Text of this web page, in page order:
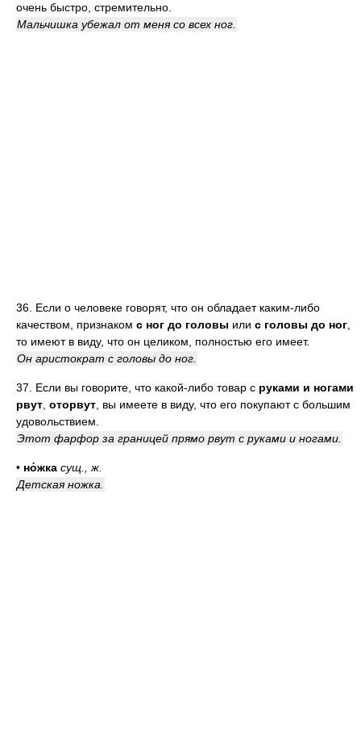
очень быстро, стремительно.
Мальчишка убежал от меня со всех ног.
36. Если о человеке говорят, что он обладает каким-либо
качеством, признаком с ног до головы или с головы до ног
то имеют в виду, что он целиком, полностью его имеет.
Он аристократ с головы до ног.
37. Если вы говорите, что какой-либо товар с руками и ногами
рвут оторвут , вы имеете в виду, что его покупают с большим
удовольствием.
Этот фарфор за границей прямо рвут с руками и ногами.
• но́жка сущ.
ж.
Детская ножка.